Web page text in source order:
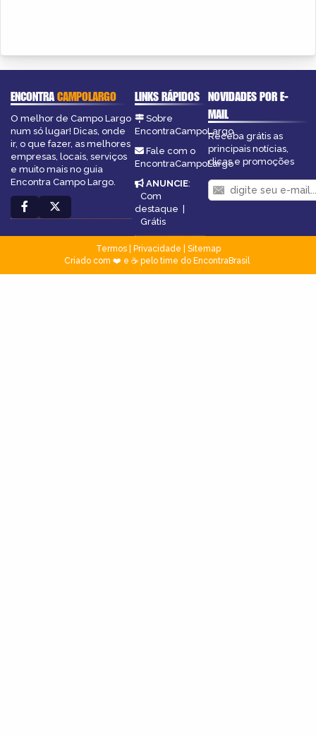
ENCONTRACAMPOLARGO
O melhor de Campo Largo
num só lugar! Dicas, onde
ir, o que fazer, as melhores
empresas, locais, serviços
e muito mais no guia
Encontra Campo Largo.
LINKS RÁPIDOS
Sobre
EncontraCampoLargo
Fale com o
EncontraCampoLargo
ANUNCIE:
Com
destaque |
Grátis
NOVIDADES POR E-
MAIL
Receba grátis as
principais notícias,
dicas e promoções
Termos| Privacidade
Sitemap
Criado com ❤️ e ☕ pelo time do EncontraBrasil